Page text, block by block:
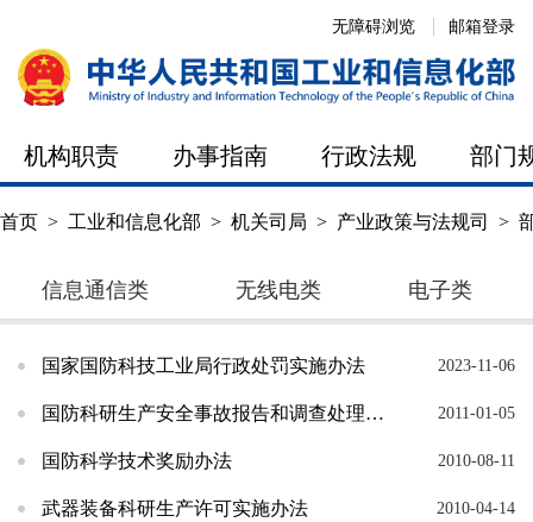
邮箱登录
无障碍浏览
机构职责 办事指南 行政法规 部门
首页 > 工业和信息化部 > 机关司局 > 产业政策与法规司 >
信息通信类 无线电类 电子类
国家国防科技工业局行政处罚实施办法 2023-11-06
国防科研生产安全事故报告和调查处理办法 2011-01-05
国防科学技术奖励办法 2010-08-11
武器装备科研生产许可实施办法 2010-04-14